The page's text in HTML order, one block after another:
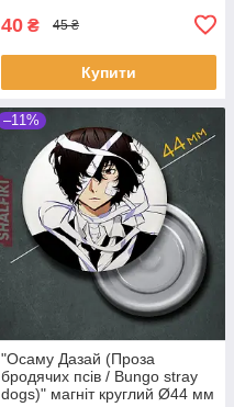
40 ₴ 45 ₴
Купити
–11%
"Осаму Дазай (Проза
бродячих псів / Bungo stray
dogs)" магніт круглий Ø44 мм